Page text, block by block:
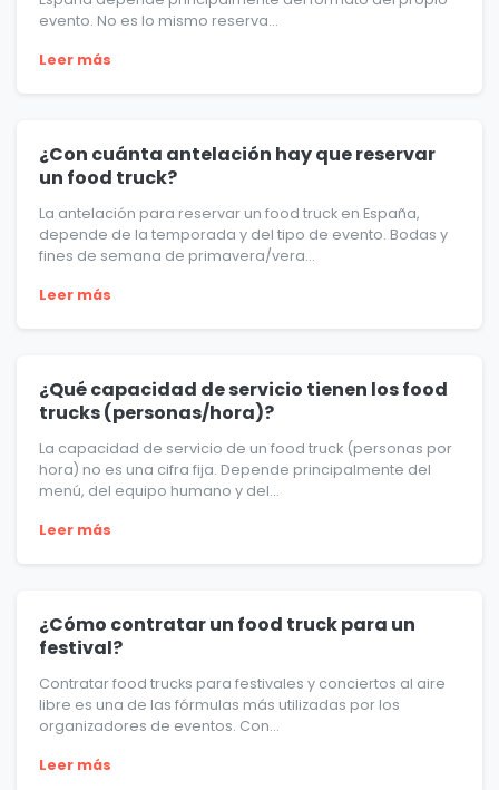
evento. No es lo mismo reserva...
Leer más
¿Con cuánta antelación hay que reservar
un food truck?
La antelación para reservar un food truck en España,
depende de la temporada y del tipo de evento. Bodas y
fines de semana de primavera/vera...
Leer más
¿Qué capacidad de servicio tienen los food
trucks (personas/hora)?
La capacidad de servicio de un food truck (personas por
hora) no es una cifra fija. Depende principalmente del
menú, del equipo humano y del...
Leer más
¿Cómo contratar un food truck para un
festival?
Contratar food trucks para festivales y conciertos al aire
libre es una de las fórmulas más utilizadas por los
organizadores de eventos. Con...
Leer más